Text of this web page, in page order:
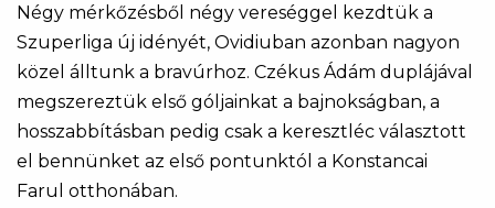
Négy mérkőzésből négy vereséggel kezdtük a
Szuperliga új idényét, Ovidiuban azonban nagyon
közel álltunk a bravúrhoz. Czékus Ádám duplájával
megszereztük első góljainkat a bajnokságban, a
hosszabbításban pedig csak a keresztléc választott
el bennünket az első pontunktól a Konstancai
Farul otthonában.